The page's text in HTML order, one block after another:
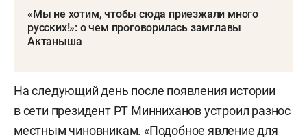
«Мы не хотим, чтобы сюда приезжали много
русских!»: о чем проговорилась замглавы
Актаныша
На следующий день после появления истории
в сети президент РТ Минниханов устроил разнос
местным чиновникам. «Подобное явление для